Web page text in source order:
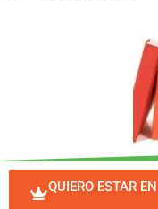
QUIERO ESTAR